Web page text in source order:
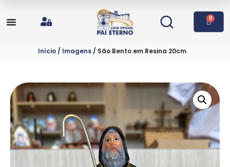
0
Início / Imagens / São Bento em Resina 20cm